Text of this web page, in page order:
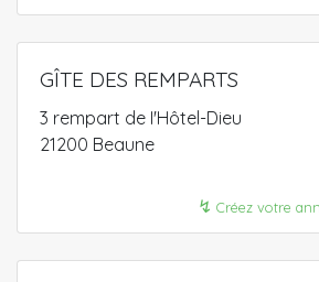
GÎTE DES REMPARTS
3 rempart de I'Hôtel-Dieu
21200 Beaune
↯ Créez votre